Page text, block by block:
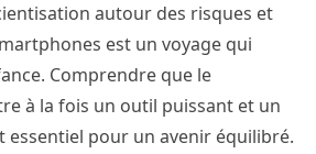
autour des risques et
est un voyage qui
Comprendre que le
à la fois un outil puissant et un
essentiel pour un avenir équilibré.